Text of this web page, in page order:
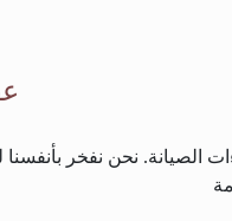
نحن نفخر بأنفسنا